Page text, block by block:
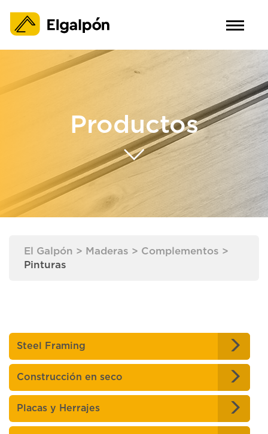
Productos
El Galpón > Maderas > Complementos >
Pinturas
Steel Framing
Construcción en seco
Placas y Herrajes